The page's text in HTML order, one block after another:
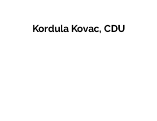
Kordula Kovac, CDU